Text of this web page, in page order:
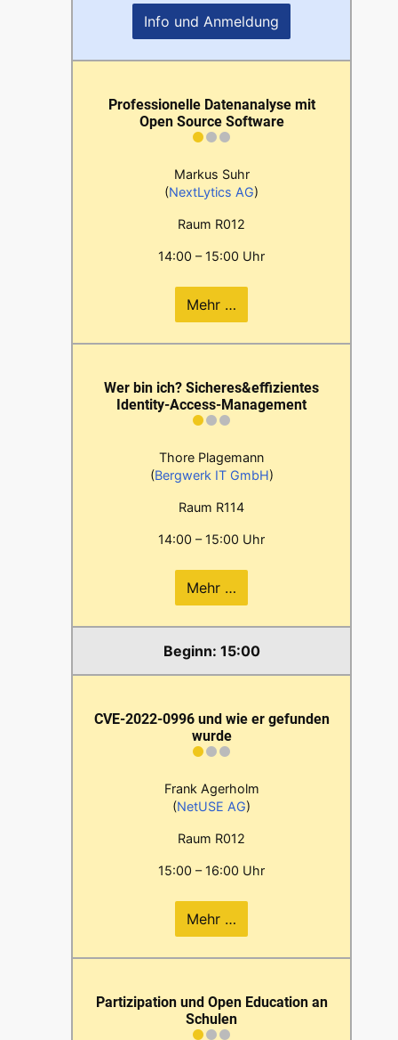
Info und Anmeldung
Professionelle Datenanalyse mit
Open Source Software
Markus Suhr
(NextLytics AG)
Raum R012
14:00 – 15:00 Uhr
Mehr …
Wer bin ich? Sicheres&effizientes
Identity-Access-Management
Thore Plagemann
(Bergwerk IT GmbH)
Raum R114
14:00 – 15:00 Uhr
Mehr …
15:00
CVE-2022-0996 und wie er gefunden
wurde
Frank Agerholm
(NetUSE AG)
Raum R012
15:00 – 16:00 Uhr
Mehr …
Partizipation und Open Education an
Schulen